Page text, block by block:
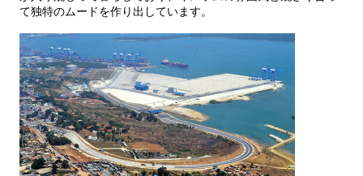
て独特のムードを作り出しています。